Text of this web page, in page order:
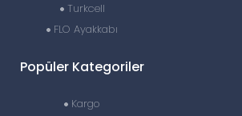
Turkcell
FLO Ayakkabı
Popüler Kategoriler
Kargo